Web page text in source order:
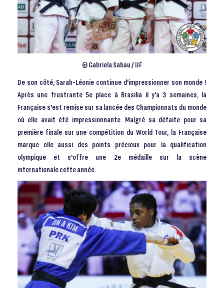
© Gabriela Sabau / IJF
De son côté, Sarah-Léonie continue d'impressionner son monde !
Après une frustrante 5e place à Brasilia il y'a 3 semaines, la
Française s'est remise sur sa lancée des Championnats du monde
où elle avait été impressionnante. Malgré sa défaite pour sa
première finale sur une compétition du World Tour, la Française
marque elle aussi des points précieux pour la qualification
olympique et s'offre une 2e médaille sur la scène
internationale cette année.